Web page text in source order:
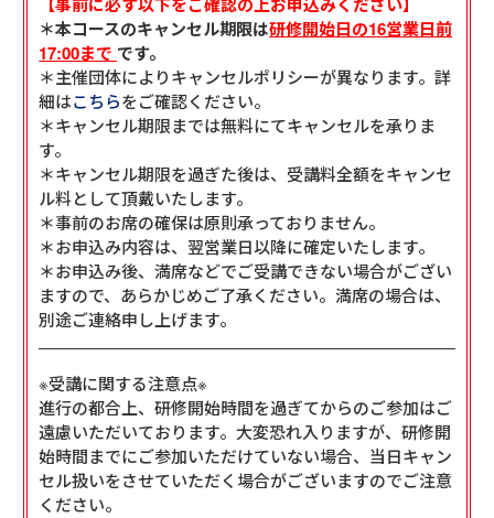
＊本コースのキャンセル期限は研修開始日の16営業日前
17:00まで です。
＊主催団体によりキャンセルポリシーが異なります。詳
細はこちらをご確認ください。
＊キャンセル期限までは無料にてキャンセルを承りま
す。
＊キャンセル期限を過ぎた後は、受講料全額をキャンセ
ル料として頂戴いたします。
＊事前のお席の確保は原則承っておりません。
＊お申込み内容は、翌営業日以降に確定いたします。
＊お申込み後、満席などでご受講できない場合がござい
ますので、あらかじめご了承ください。満席の場合は、
別途ご連絡申し上げます。
※受講に関する注意点※
進行の都合上、研修開始時間を過ぎてからのご参加はご
遠慮いただいております。大変恐れ入りますが、研修開
始時間までにご参加いただけていない場合、当日キャン
セル扱いをさせていただく場合がございますのでご注意
ください。